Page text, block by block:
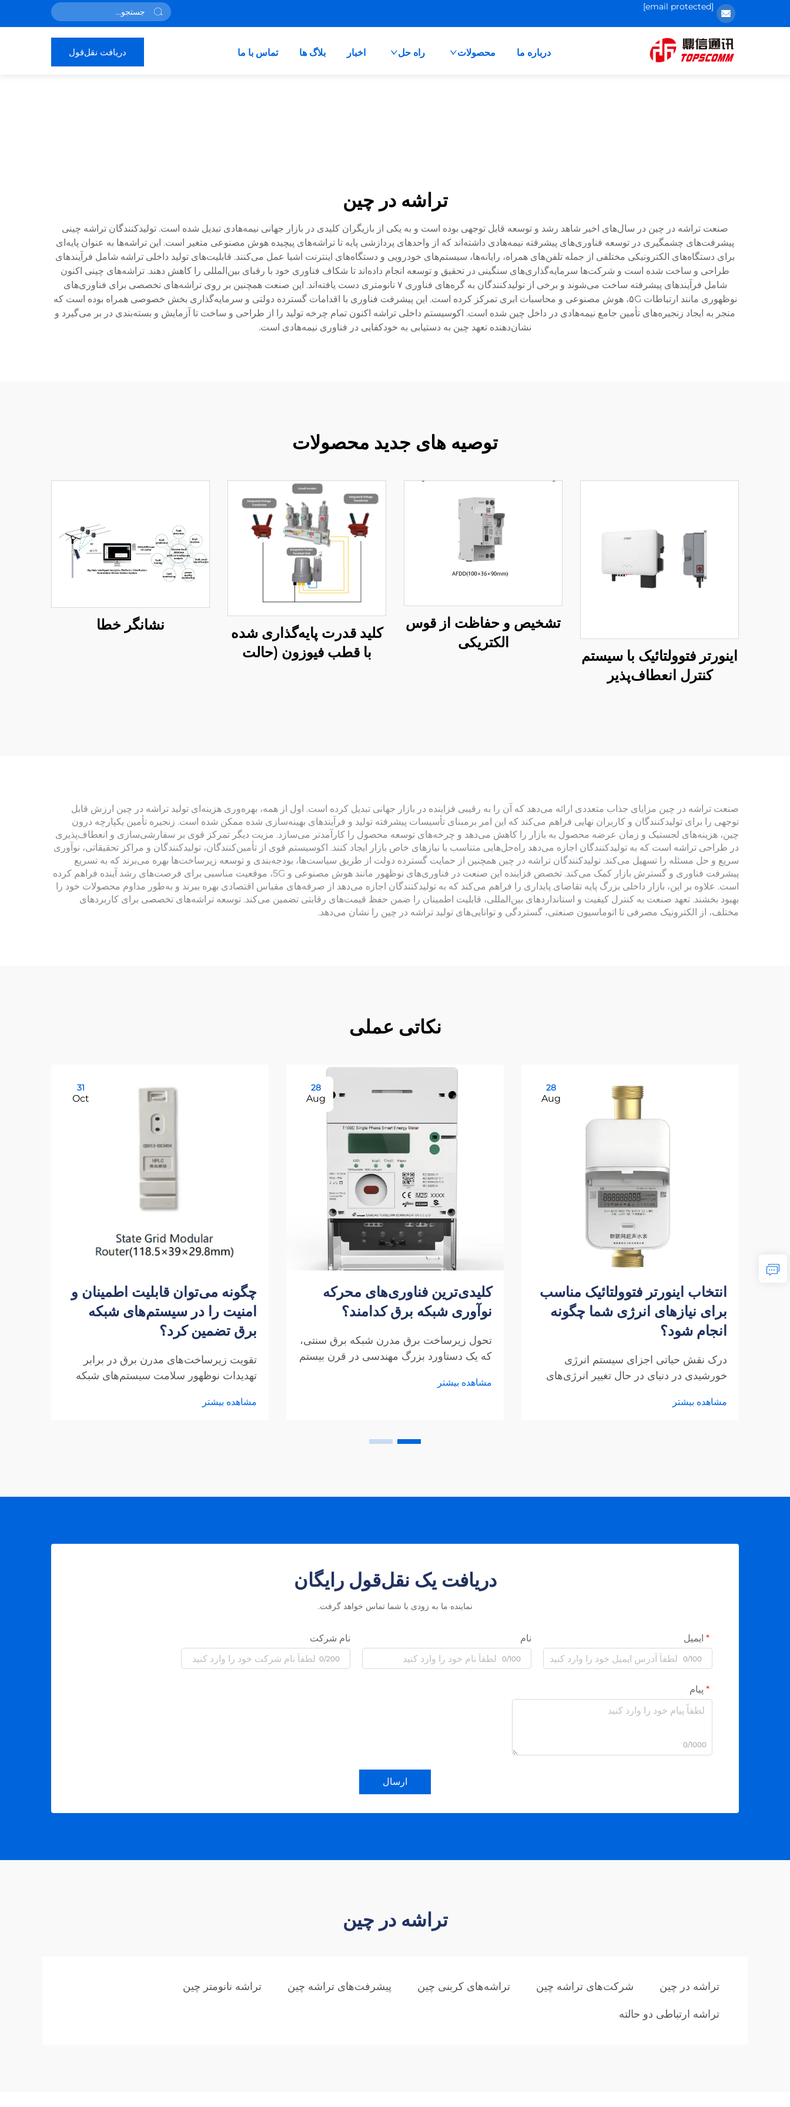
[email protected]
درباره ما محصولات راه حل اخبار بلاگ ها تماس با ما دریافت نقل‌قول
تراشه در چین
صنعت تراشه در چین در سال‌های اخیر شاهد رشد و توسعه قابل توجهی بوده است و به یکی از بازیگران کلیدی در بازار جهانی نیمه‌هادی تبدیل شده است. تولیدکنندگان تراشه چینی
پیشرفت‌های چشمگیری در توسعه فناوری‌های پیشرفته نیمه‌هادی داشته‌اند که از واحدهای پردازشی پایه تا تراشه‌های پیچیده هوش مصنوعی متغیر است. این تراشه‌ها به عنوان پایه‌ای
برای دستگاه‌های الکترونیکی مختلفی از جمله تلفن‌های همراه، رایانه‌ها، سیستم‌های خودرویی و دستگاه‌های اینترنت اشیا عمل می‌کنند. قابلیت‌های تولید داخلی تراشه شامل فرآیندهای
طراحی و ساخت شده است و شرکت‌ها سرمایه‌گذاری‌های سنگینی در تحقیق و توسعه انجام داده‌اند تا شکاف فناوری خود با رقبای بین‌المللی را کاهش دهند. تراشه‌های چینی اکنون
شامل فرآیندهای پیشرفته ساخت می‌شوند و برخی از تولیدکنندگان به گره‌های فناوری ۷ نانومتری دست یافته‌اند. این صنعت همچنین بر روی تراشه‌های تخصصی برای فناوری‌های
نوظهوری مانند ارتباطات ۵G، هوش مصنوعی و محاسبات ابری تمرکز کرده است. این پیشرفت فناوری با اقدامات گسترده دولتی و سرمایه‌گذاری بخش خصوصی همراه بوده است که
منجر به ایجاد زنجیره‌های تأمین جامع نیمه‌هادی در داخل چین شده است. اکوسیستم داخلی تراشه اکنون تمام چرخه تولید را از طراحی و ساخت تا آزمایش و بسته‌بندی در بر می‌گیرد و
نشان‌دهنده تعهد چین به دستیابی به خودکفایی در فناوری نیمه‌هادی است.
توصیه های جدید محصولات
اینورتر فتوولتائیک با سیستم
کنترل انعطاف‌پذیر
تشخیص و حفاظت از قوس
الکتریکی
کلید قدرت پایه‌گذاری شده
با قطب فیوزون (حالت
نشانگر خطا
صنعت تراشه در چین مزایای جذاب متعددی ارائه می‌دهد که آن را به رقیبی فزاینده در بازار جهانی تبدیل کرده است. اول از همه، بهره‌وری هزینه‌ای تولید تراشه در چین ارزش قابل
توجهی را برای تولیدکنندگان و کاربران نهایی فراهم می‌کند که این امر برمبنای تأسیسات پیشرفته تولید و فرآیندهای بهینه‌سازی شده ممکن شده است. زنجیره تأمین یکپارچه درون
چین، هزینه‌های لجستیک و زمان عرضه محصول به بازار را کاهش می‌دهد و چرخه‌های توسعه محصول را کارآمدتر می‌سازد. مزیت دیگر تمرکز قوی بر سفارشی‌سازی و انعطاف‌پذیری
در طراحی تراشه است که به تولیدکنندگان اجازه می‌دهد راه‌حل‌هایی متناسب با نیازهای خاص بازار ایجاد کنند. اکوسیستم قوی از تأمین‌کنندگان، تولیدکنندگان و مراکز تحقیقاتی، نوآوری
سریع و حل مسئله را تسهیل می‌کند. تولیدکنندگان تراشه در چین همچنین از حمایت گسترده دولت از طریق سیاست‌ها، بودجه‌بندی و توسعه زیرساخت‌ها بهره می‌برند که به تسریع
پیشرفت فناوری و گسترش بازار کمک می‌کند. تخصص فزاینده این صنعت در فناوری‌های نوظهور مانند هوش مصنوعی و 5G، موقعیت مناسبی برای فرصت‌های رشد آینده فراهم کرده
است. علاوه بر این، بازار داخلی بزرگ پایه تقاضای پایداری را فراهم می‌کند که به تولیدکنندگان اجازه می‌دهد از صرفه‌های مقیاس اقتصادی بهره ببرند و به‌طور مداوم محصولات خود را
بهبود بخشند. تعهد صنعت به کنترل کیفیت و استانداردهای بین‌المللی، قابلیت اطمینان را ضمن حفظ قیمت‌های رقابتی تضمین می‌کند. توسعه تراشه‌های تخصصی برای کاربردهای
مختلف، از الکترونیک مصرفی تا اتوماسیون صنعتی، گستردگی و توانایی‌های تولید تراشه در چین را نشان می‌دهد.
نکاتی عملی
28
Aug
انتخاب اینورتر فتوولتائیک مناسب
برای نیازهای انرژی شما چگونه
انجام شود؟
درک نقش حیاتی اجزای سیستم انرژی
خورشیدی در دنیای در حال تغییر انرژی‌های
قلب هر سیستم انرژی خورشیدی عمل
مشاهده بیشتر
28
Aug
کلیدی‌ترین فناوری‌های محرکه
نوآوری شبکه برق کدامند؟
تحول زیرساخت برق مدرن شبکه برق سنتی،
که یک دستاورد بزرگ مهندسی در قرن بیستم
شگرف است. مدرن‌سازی شبکه برق یکی از
مشاهده بیشتر
31
Oct
چگونه می‌توان قابلیت اطمینان و
امنیت را در سیستم‌های شبکه
برق تضمین کرد؟
تقویت زیرساخت‌های مدرن برق در برابر
تهدیدات نوظهور سلامت سیستم‌های شبکه
مدرن محسوب می‌شود. با افزایش وابستگی
مشاهده بیشتر
دریافت یک نقل‌قول رایگان
نماینده ما به زودی با شما تماس خواهد گرفت.
ایمیل
0/100
نام
0/100
نام شرکت
0/200
پیام
0/1000
ارسال
تراشه در چین
تراشه در چین شرکت‌های تراشه چین تراشه‌های کربنی چین پیشرفت‌های تراشه چین تراشه نانومتر چین
تراشه ارتباطی دو حالته